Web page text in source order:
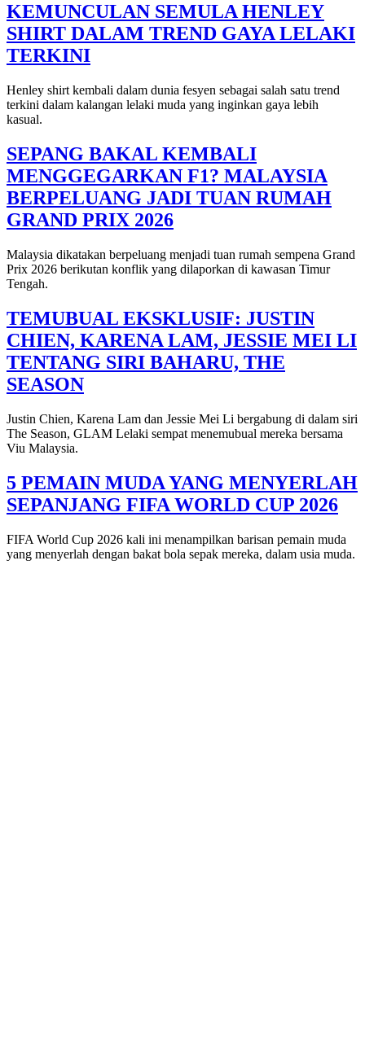
KEMUNCULAN SEMULA HENLEY
SHIRT DALAM TREND GAYA LELAKI
TERKINI
Henley shirt kembali dalam dunia fesyen sebagai salah satu trend
terkini dalam kalangan lelaki muda yang inginkan gaya lebih
kasual.
SEPANG BAKAL KEMBALI
MENGGEGARKAN F1? MALAYSIA
BERPELUANG JADI TUAN RUMAH
GRAND PRIX 2026
Malaysia dikatakan berpeluang menjadi tuan rumah sempena Grand
Prix 2026 berikutan konflik yang dilaporkan di kawasan Timur
Tengah.
TEMUBUAL EKSKLUSIF: JUSTIN
CHIEN, KARENA LAM, JESSIE MEI LI
TENTANG SIRI BAHARU, THE
SEASON
Justin Chien, Karena Lam dan Jessie Mei Li bergabung di dalam siri
The Season, GLAM Lelaki sempat menemubual mereka bersama
Viu Malaysia.
5 PEMAIN MUDA YANG MENYERLAH
SEPANJANG FIFA WORLD CUP 2026
FIFA World Cup 2026 kali ini menampilkan barisan pemain muda
yang menyerlah dengan bakat bola sepak mereka, dalam usia muda.